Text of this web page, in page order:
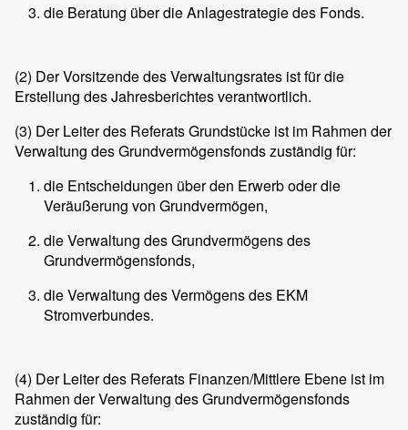
die Beratung über die Anlagestrategie des Fonds.
(2) Der Vorsitzende des Verwaltungsrates ist für die
Erstellung des Jahresberichtes verantwortlich.
(3) Der Leiter des Referats Grundstücke ist im Rahmen der
Verwaltung des Grundvermögensfonds zuständig für:
die Entscheidungen über den Erwerb oder die
Veräußerung von Grundvermögen,
die Verwaltung des Grundvermögens des
Grundvermögensfonds,
die Verwaltung des Vermögens des EKM
Stromverbundes.
(4) Der Leiter des Referats Finanzen/Mittlere Ebene ist im
Rahmen der Verwaltung des Grundvermögensfonds
zuständig für: